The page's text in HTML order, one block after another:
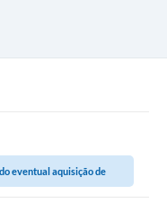
eventual aquisição de